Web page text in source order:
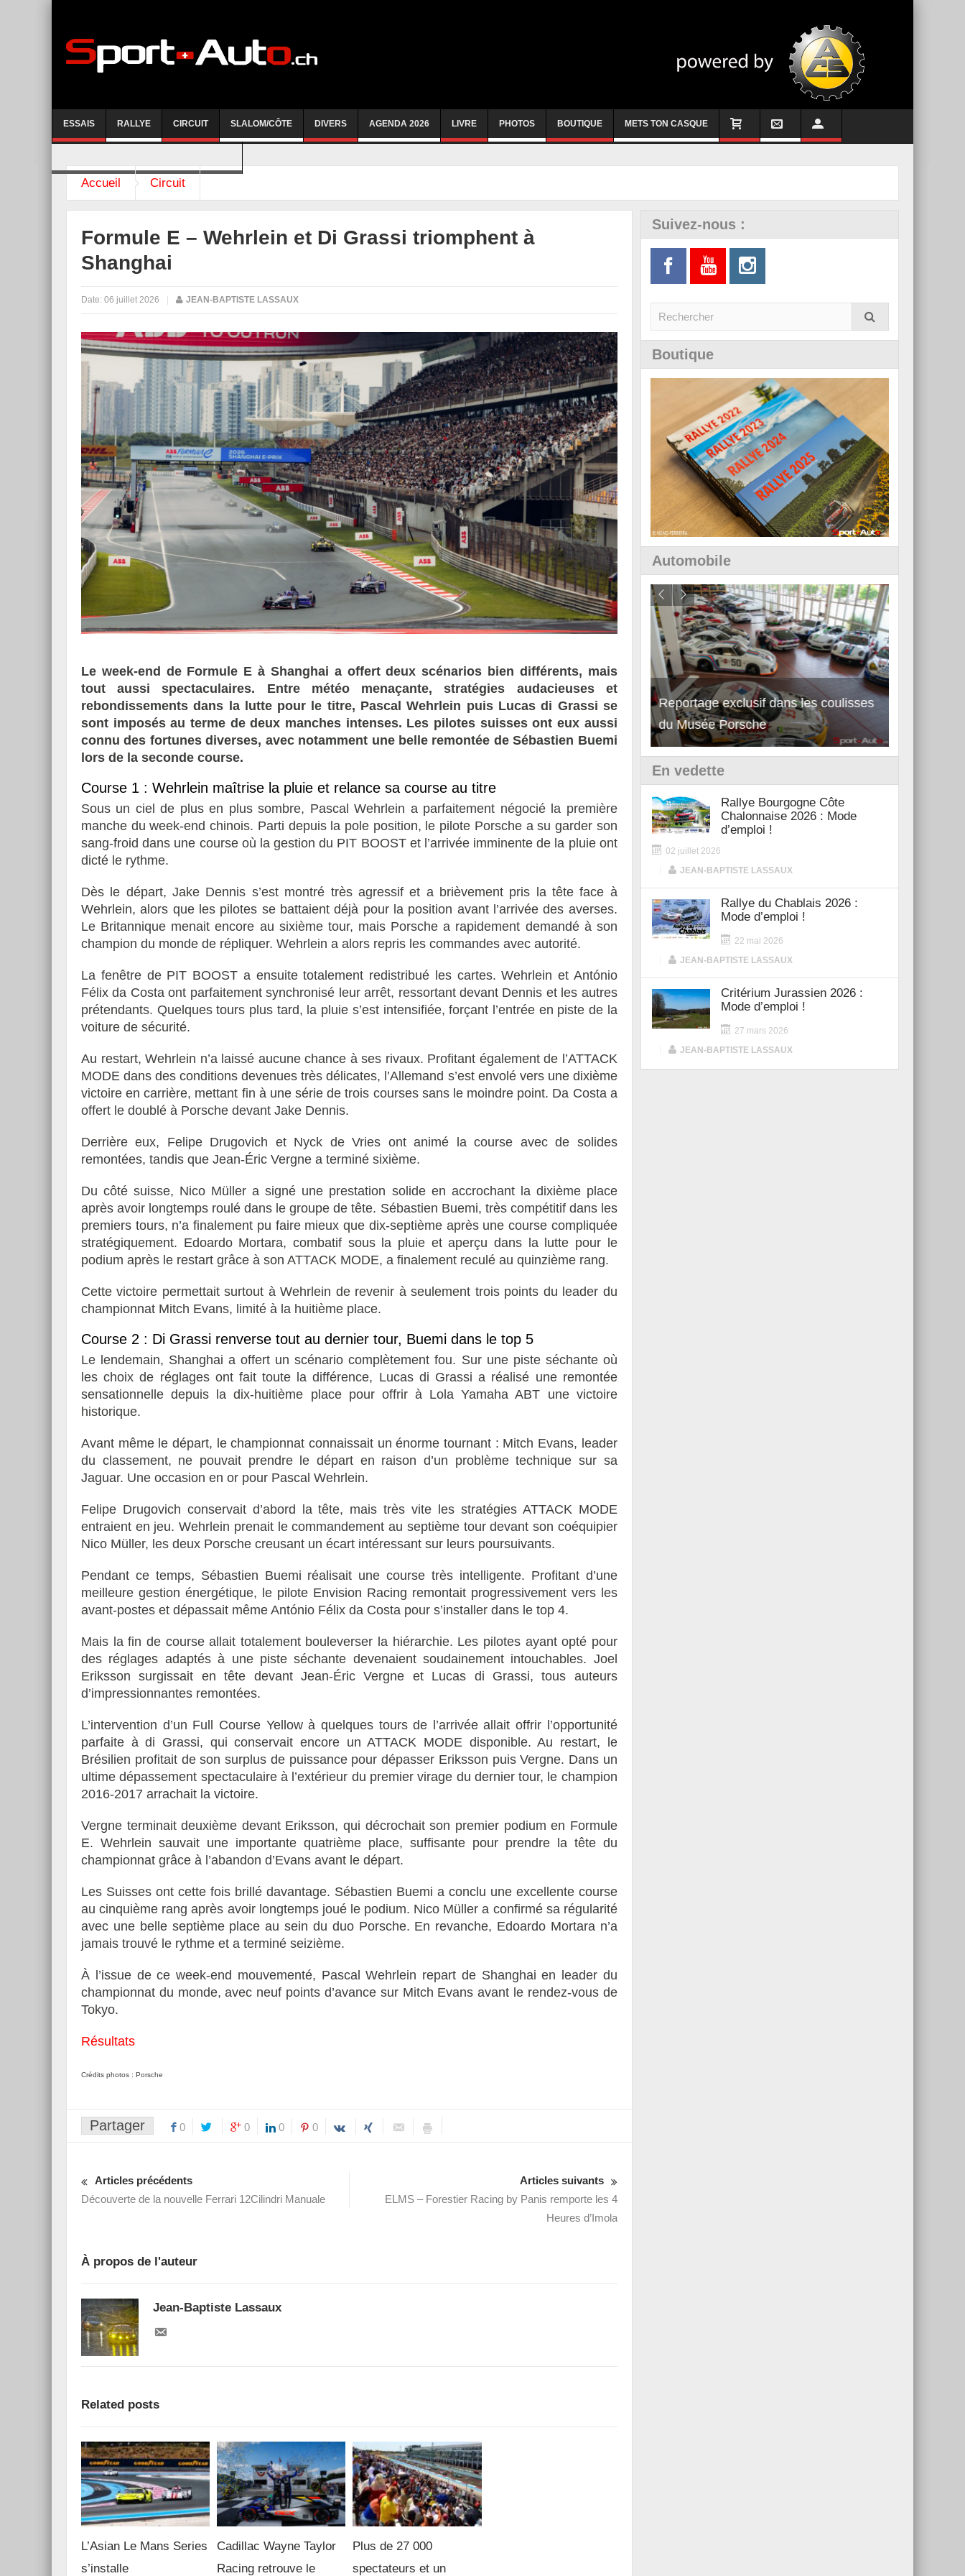
ESSAIS RALLYE CIRCUIT SLALOM/CÔTE DIVERS AGENDA 2026 LIVRE PHOTOS BOUTIQUE METS TON CASQUE
Accueil Circuit
Formule E – Wehrlein et Di Grassi triomphent à
Shanghai
Date: 06 juillet 2026 JEAN-BAPTISTE LASSAUX
Le week-end de Formule E à Shanghai a offert deux scénarios bien différents, mais
tout aussi spectaculaires. Entre météo menaçante, stratégies audacieuses et
rebondissements dans la lutte pour le titre, Pascal Wehrlein puis Lucas di Grassi se
sont imposés au terme de deux manches intenses. Les pilotes suisses ont eux aussi
connu des fortunes diverses, avec notamment une belle remontée de Sébastien Buemi
lors de la seconde course.
Course 1 : Wehrlein maîtrise la pluie et relance sa course au titre
Sous un ciel de plus en plus sombre, Pascal Wehrlein a parfaitement négocié la première
manche du week-end chinois. Parti depuis la pole position, le pilote Porsche a su garder son
sang-froid dans une course où la gestion du PIT BOOST et l’arrivée imminente de la pluie ont
dicté le rythme.
Dès le départ, Jake Dennis s’est montré très agressif et a brièvement pris la tête face à
Wehrlein, alors que les pilotes se battaient déjà pour la position avant l’arrivée des averses.
Le Britannique menait encore au sixième tour, mais Porsche a rapidement demandé à son
champion du monde de répliquer. Wehrlein a alors repris les commandes avec autorité.
La fenêtre de PIT BOOST a ensuite totalement redistribué les cartes. Wehrlein et António
Félix da Costa ont parfaitement synchronisé leur arrêt, ressortant devant Dennis et les autres
prétendants. Quelques tours plus tard, la pluie s’est intensifiée, forçant l’entrée en piste de la
voiture de sécurité.
Au restart, Wehrlein n’a laissé aucune chance à ses rivaux. Profitant également de l’ATTACK
MODE dans des conditions devenues très délicates, l’Allemand s’est envolé vers une dixième
victoire en carrière, mettant fin à une série de trois courses sans le moindre point. Da Costa a
offert le doublé à Porsche devant Jake Dennis.
Derrière eux, Felipe Drugovich et Nyck de Vries ont animé la course avec de solides
remontées, tandis que Jean-Éric Vergne a terminé sixième.
Du côté suisse, Nico Müller a signé une prestation solide en accrochant la dixième place
après avoir longtemps roulé dans le groupe de tête. Sébastien Buemi, très compétitif dans les
premiers tours, n’a finalement pu faire mieux que dix-septième après une course compliquée
stratégiquement. Edoardo Mortara, combatif sous la pluie et aperçu dans la lutte pour le
podium après le restart grâce à son ATTACK MODE, a finalement reculé au quinzième rang.
Cette victoire permettait surtout à Wehrlein de revenir à seulement trois points du leader du
championnat Mitch Evans, limité à la huitième place.
Course 2 : Di Grassi renverse tout au dernier tour, Buemi dans le top 5
Le lendemain, Shanghai a offert un scénario complètement fou. Sur une piste séchante où
les choix de réglages ont fait toute la différence, Lucas di Grassi a réalisé une remontée
sensationnelle depuis la dix-huitième place pour offrir à Lola Yamaha ABT une victoire
historique.
Avant même le départ, le championnat connaissait un énorme tournant : Mitch Evans, leader
du classement, ne pouvait prendre le départ en raison d’un problème technique sur sa
Jaguar. Une occasion en or pour Pascal Wehrlein.
Felipe Drugovich conservait d’abord la tête, mais très vite les stratégies ATTACK MODE
entraient en jeu. Wehrlein prenait le commandement au septième tour devant son coéquipier
Nico Müller, les deux Porsche creusant un écart intéressant sur leurs poursuivants.
Pendant ce temps, Sébastien Buemi réalisait une course très intelligente. Profitant d’une
meilleure gestion énergétique, le pilote Envision Racing remontait progressivement vers les
avant-postes et dépassait même António Félix da Costa pour s’installer dans le top 4.
Mais la fin de course allait totalement bouleverser la hiérarchie. Les pilotes ayant opté pour
des réglages adaptés à une piste séchante devenaient soudainement intouchables. Joel
Eriksson surgissait en tête devant Jean-Éric Vergne et Lucas di Grassi, tous auteurs
d’impressionnantes remontées.
L’intervention d’un Full Course Yellow à quelques tours de l’arrivée allait offrir l’opportunité
parfaite à di Grassi, qui conservait encore un ATTACK MODE disponible. Au restart, le
Brésilien profitait de son surplus de puissance pour dépasser Eriksson puis Vergne. Dans un
ultime dépassement spectaculaire à l’extérieur du premier virage du dernier tour, le champion
2016-2017 arrachait la victoire.
Vergne terminait deuxième devant Eriksson, qui décrochait son premier podium en Formule
E. Wehrlein sauvait une importante quatrième place, suffisante pour prendre la tête du
championnat grâce à l’abandon d’Evans avant le départ.
Les Suisses ont cette fois brillé davantage. Sébastien Buemi a conclu une excellente course
au cinquième rang après avoir longtemps joué le podium. Nico Müller a confirmé sa régularité
avec une belle septième place au sein du duo Porsche. En revanche, Edoardo Mortara n’a
jamais trouvé le rythme et a terminé seizième.
À l’issue de ce week-end mouvementé, Pascal Wehrlein repart de Shanghai en leader du
championnat du monde, avec neuf points d’avance sur Mitch Evans avant le rendez-vous de
Tokyo.
Résultats
Crédits photos : Porsche
Partager 0 0 0 0
Articles précédents
Découverte de la nouvelle Ferrari 12Cilindri Manuale
Articles suivants
ELMS – Forestier Racing by Panis remporte les 4
Heures d’Imola
À propos de l'auteur
Jean-Baptiste Lassaux
Related posts
L’Asian Le Mans Series
s’installe
Cadillac Wayne Taylor
Racing retrouve le
Plus de 27 000
spectateurs et un
Suivez-nous :
Boutique
Automobile
Essai – Morgan Supersport
Reportage exclusif dans les coulisses
du Musée Porsche
Découverte de la nouvelle Ferrari
12Cilindri Manuale
En vedette
Rallye Bourgogne Côte
Chalonnaise 2026 : Mode
d’emploi !
02 juillet 2026
JEAN-BAPTISTE LASSAUX
Rallye du Chablais 2026 :
Mode d’emploi !
22 mai 2026
JEAN-BAPTISTE LASSAUX
Critérium Jurassien 2026 :
Mode d’emploi !
27 mars 2026
JEAN-BAPTISTE LASSAUX